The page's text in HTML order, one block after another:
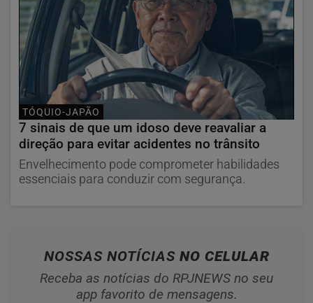
TÓQUIO-JAPÃO
7 sinais de que um idoso deve reavaliar a
direção para evitar acidentes no trânsito
Envelhecimento pode comprometer habilidades
essenciais para conduzir com segurança.
NOSSAS NOTÍCIAS NO CELULAR
Receba as notícias do RPJNEWS no seu
app favorito de mensagens.